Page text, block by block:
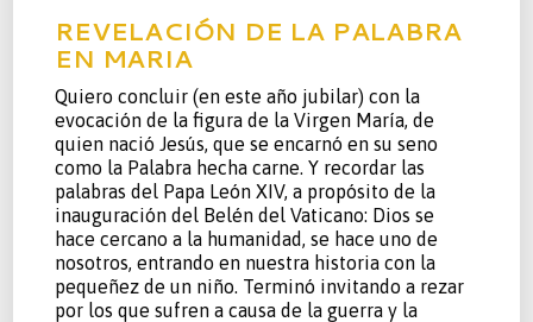
REVELACIÓN DE LA PALABRA
EN MARIA
Quiero concluir (en este año jubilar) con la
evocación de la figura de la Virgen María, de
quien nació Jesús, que se encarnó en su seno
como la Palabra hecha carne. Y recordar las
palabras del Papa León XIV, a propósito de la
inauguración del Belén del Vaticano: Dios se
hace cercano a la humanidad, se hace uno de
nosotros, entrando en nuestra historia con la
pequeñez de un niño. Terminó invitando a rezar
por los que sufren a causa de la guerra y la